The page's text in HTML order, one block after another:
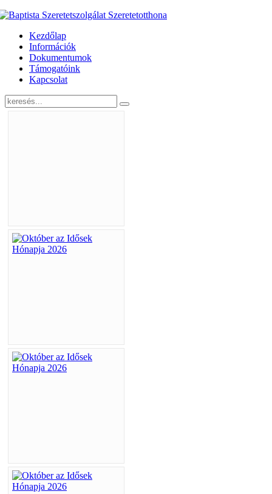
Kezdőlap
Információk
Dokumentumok
Támogatóink
Kapcsolat